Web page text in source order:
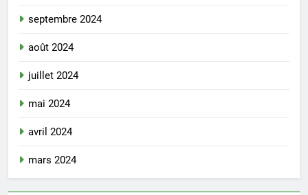
septembre 2024
août 2024
juillet 2024
mai 2024
avril 2024
mars 2024